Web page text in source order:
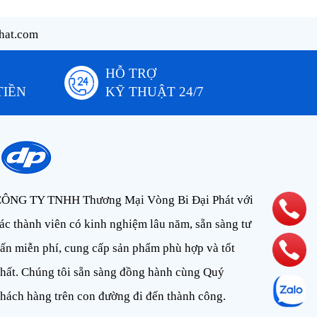
HỖ TRỢ
KỸ THUẬT 24/7
TY TNHH Thương Mại Vòng Bi Đại Phát với
thành viên có kinh nghiệm lâu năm, sẵn sàng tư
miễn phí, cung cấp sản phẩm phù hợp và tốt
Chúng tôi sẵn sàng đồng hành cùng Quý
hàng trên con đường đi đến thành công.